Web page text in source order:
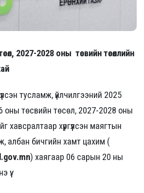
2027-2028 оны төсвийн төсөөллийн
тусламж, үйлчилгээний 2025
оны төсвийн төсөл, 2027-2028 оны
хавсралтаар хүргүүлсэн маягтын
албан бичгийн хамт цахим (
) хаягаар 06 сарын 20 ны
үү.